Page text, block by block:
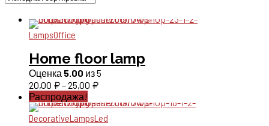
LampsOffice
Home floor lamp
Оценка 5.00 из 5
20,00 ₽–25,00 ₽Диапазон
20,00 ₽
–
Распродажа!
DecorativeLampsLed